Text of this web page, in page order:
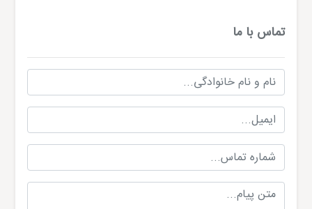
تماس با ما